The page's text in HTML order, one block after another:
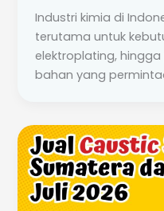
Industri kimia di
terutama untuk
elektroplating,
bahan yang